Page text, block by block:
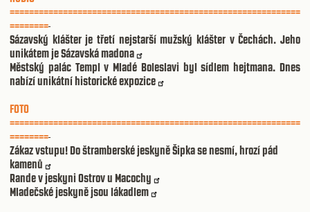
============================================================
========
Sázavský klášter je třetí nejstarší mužský klášter v Čechách. Jeho
unikátem je Sázavská madona
Městský palác Templ v Mladé Boleslavi byl sídlem hejtmana. Dnes
nabízí unikátní historické expozice
FOTO
============================================================
========
Zákaz vstupu! Do štramberské jeskyně Šipka se nesmí, hrozí pád
kamenů
Rande v jeskyni Ostrov u Macochy
Mladečské jeskyně jsou lákadlem